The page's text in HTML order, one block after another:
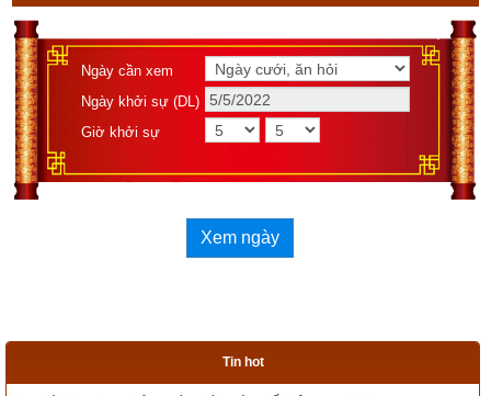
Ngày cần xem
Ngày khởi sự (DL)
Giờ khởi sự
Xem ngày
Tin hot